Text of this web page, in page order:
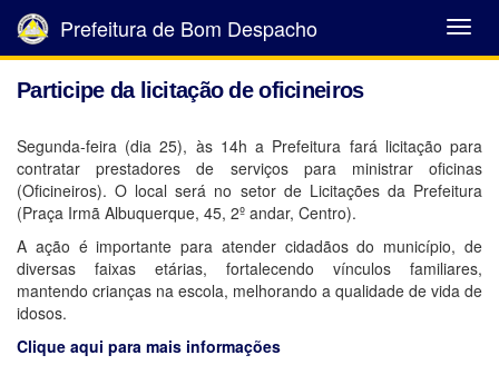
Abrir
Menu
Prefeitura de Bom Despacho
Participe da licitação de oficineiros
Segunda-feira (dia 25), às 14h a Prefeitura fará licitação para
contratar prestadores de serviços para ministrar oficinas
(Oficineiros). O local será no setor de Licitações da Prefeitura
(Praça Irmã Albuquerque, 45, 2º andar, Centro).
A ação é importante para atender cidadãos do município, de
diversas faixas etárias, fortalecendo vínculos familiares,
mantendo crianças na escola, melhorando a qualidade de vida de
idosos.
Clique aqui para mais informações